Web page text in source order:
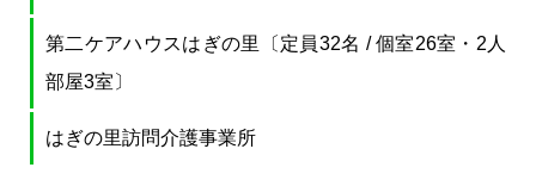
第二ケアハウスはぎの里〔定員32名 / 個室26室・2人
部屋3室〕
はぎの里訪問介護事業所